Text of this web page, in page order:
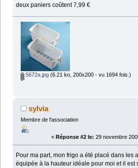
deux paniers coûtent 7,99 €
5672a.jpg(6.21 ko, 200x200 - vu 1694 fois.)
sylvia
Membre de l'association
« Réponse #2 le: 29 novembre
Pour ma part, mon frigo a été placé dans les
équipée à la hauteur idéale pour moi et il est